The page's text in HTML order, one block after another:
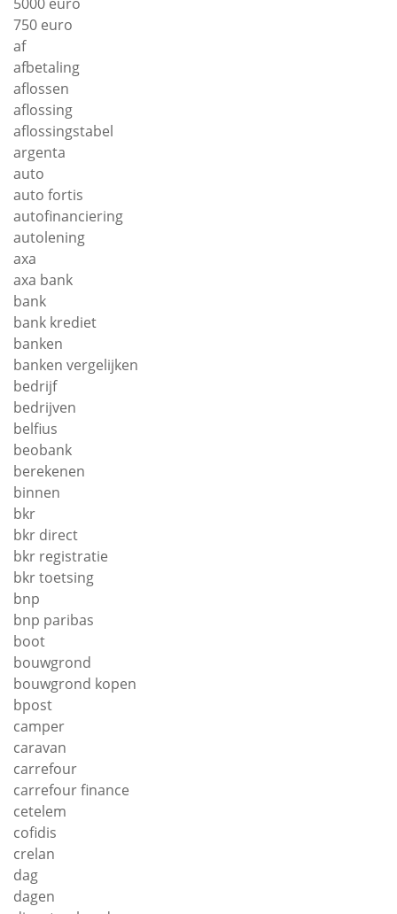
750 euro
af
afbetaling
aflossen
aflossing
aflossingstabel
argenta
auto
auto fortis
autofinanciering
autolening
axa
axa bank
bank
bank krediet
banken
banken vergelijken
bedrijf
bedrijven
belfius
beobank
berekenen
binnen
bkr
bkr direct
bkr registratie
bkr toetsing
bnp
bnp paribas
boot
bouwgrond
bouwgrond kopen
bpost
camper
caravan
carrefour
carrefour finance
cetelem
cofidis
crelan
dag
dagen